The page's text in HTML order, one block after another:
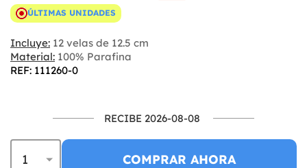
ÚLTIMAS UNIDADES
Incluye: 12 velas de 12.5 cm
Material: 100% Parafina
REF: 111260-0
RECIBE 2026-08-08
COMPRAR AHORA